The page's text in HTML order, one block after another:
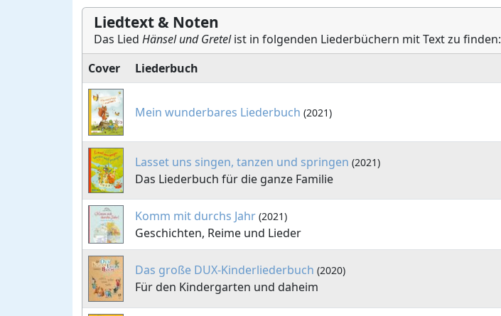
Liedtext & Noten
Das Lied Hänsel und Gretelist in folgenden Liederbüchern mit Text zu finden:
Cover
Liederbuch
Mein wunderbares Liederbuch (2021)
Lasset uns singen, tanzen und springen (2021)
Das Liederbuch für die ganze Familie
Komm mit durchs Jahr (2021)
Geschichten, Reime und Lieder
Das große DUX-Kinderliederbuch (2020)
Für den Kindergarten und daheim